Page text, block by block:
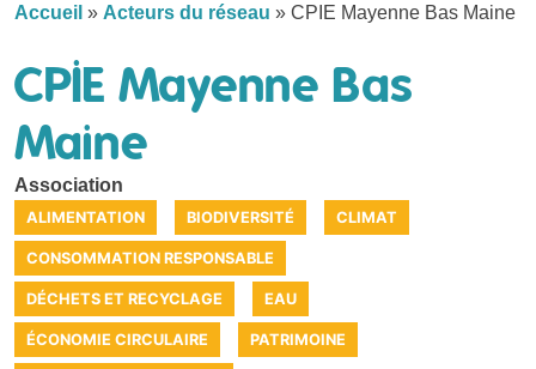
Accueil » Acteurs du réseau » CPIE Mayenne Bas Maine
CPIE Mayenne Bas
Maine
Association
ALIMENTATION BIODIVERSITÉ CLIMAT
CONSOMMATION RESPONSABLE
DÉCHETS ET RECYCLAGE EAU
ÉCONOMIE CIRCULAIRE PATRIMOINE